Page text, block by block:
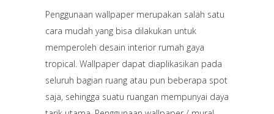
Penggunaan wallpaper merupakan salah satu
cara mudah yang bisa dilakukan untuk
memperoleh desain interior rumah gaya
tropical. Wallpaper dapat diaplikasikan pada
seluruh bagian ruang atau pun beberapa spot
saja, sehingga suatu ruangan mempunyai daya